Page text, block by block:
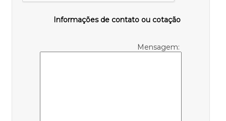
Informações de contato ou cotação
Mensagem: